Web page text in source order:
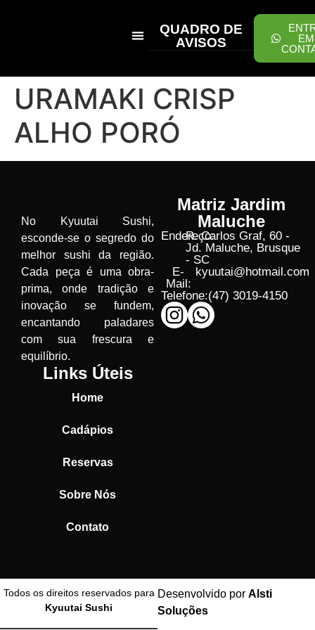
QUADRO DE
AVISOS
EM
URAMAKI CRISP
ALHO PORÓ
No Kyuutai Sushi,
esconde-se o segredo do
melhor sushi da região.
Cada peça é uma obra-
prima, onde tradição e
inovação se fundem,
encantando paladares
com sua frescura e
equilíbrio.
Links Úteis
Home
Cadápios
Reservas
Sobre Nós
Contato
Matriz Jardim
Maluche
Endereço:
R. Carlos Graf, 60 -
Jd. Maluche, Brusque
- SC
E-
Mail:
kyuutai@hotmail.com
Telefone:(47) 3019-4150
Todos os direitos reservados para
Kyuutai Sushi
Desenvolvido por Alsti
Soluções